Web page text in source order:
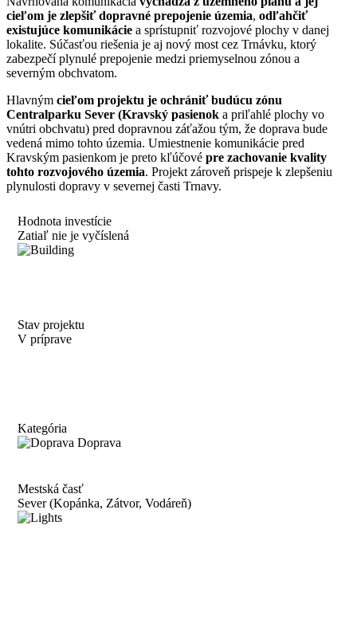
cieľom je zlepšiť dopravné prepojenie územia, odľahčiť
existujúce komunikácie a sprístupniť rozvojové plochy v danej
lokalite. Súčasťou riešenia je aj nový most cez Trnávku, ktorý
zabezpečí plynulé prepojenie medzi priemyselnou zónou a
severným obchvatom.
Hlavným cieľom projektu je ochrániť budúcu zónu
Centralparku Sever (Kravský pasienok a priľahlé plochy vo
vnútri obchvatu) pred dopravnou záťažou tým, že doprava bude
vedená mimo tohto územia. Umiestnenie komunikácie pred
Kravským pasienkom je preto kľúčové pre zachovanie kvality
tohto rozvojového územia. Projekt zároveň prispeje k zlepšeniu
plynulosti dopravy v severnej časti Trnavy.
Hodnota investície
Zatiaľ nie je vyčíslená
Stav projektu
V príprave
Kategória
Doprava
Mestská časť
Sever (Kopánka, Zátvor, Vodáreň)